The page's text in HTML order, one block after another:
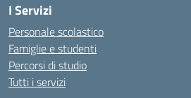
I Servizi
Personale scolastico
Famiglie e studenti
Percorsi di studio
Tutti i servizi